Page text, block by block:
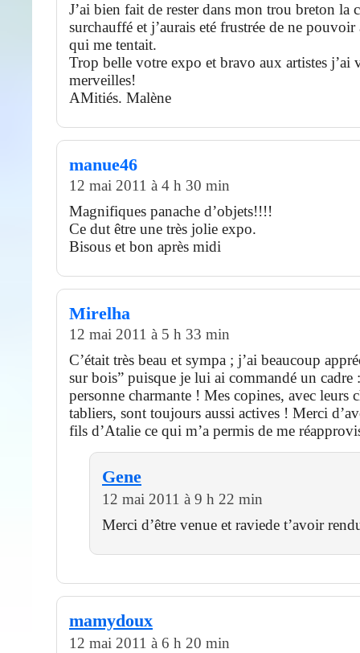
J’ai bien fait de rester dans mon trou breton la
surchauffé et j’aurais eté frustrée de ne pouvoir
qui me tentait.
Trop belle votre expo et bravo aux artistes j’ai
merveilles!
AMitiés. Malène
manue46
12 mai 2011 à 4 h 30 min
Magnifiques panache d’objets!!!!
Ce dut être une très jolie expo.
Bisous et bon après midi
Mirelha
12 mai 2011 à 5 h 33 min
C’était très beau et sympa ; j’ai beaucoup
sur bois” puisque je lui ai commandé un cadre
personne charmante ! Mes copines, avec leurs
tabliers, sont toujours aussi actives ! Merci
fils d’Atalie ce qui m’a permis de me
Gene
12 mai 2011 à 9 h 22 min
Merci d’être venue et raviede t’avoir
mamydoux
12 mai 2011 à 6 h 20 min